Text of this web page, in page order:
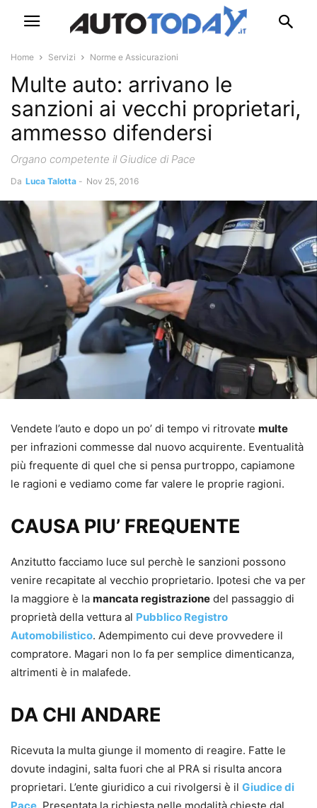
Home Servizi Norme e Assicurazioni
Multe auto: arrivano le
sanzioni ai vecchi proprietari,
ammesso difendersi
Organo competente il Giudice di Pace
Da Luca Talotta - Nov 25, 2016
Vendete l’auto e dopo un po’ di tempo vi ritrovate multe
per infrazioni commesse dal nuovo acquirente. Eventualità
più frequente di quel che si pensa purtroppo, capiamone
le ragioni e vediamo come far valere le proprie ragioni.
CAUSA PIU’ FREQUENTE
Anzitutto facciamo luce sul perchè le sanzioni possono
venire recapitate al vecchio proprietario. Ipotesi che va per
la maggiore è la mancata registrazione del passaggio di
proprietà della vettura al Pubblico Registro
Automobilistico. Adempimento cui deve provvedere il
compratore. Magari non lo fa per semplice dimenticanza,
altrimenti è in malafede.
DA CHI ANDARE
Ricevuta la multa giunge il momento di reagire. Fatte le
dovute indagini, salta fuori che al PRA si risulta ancora
proprietari. L’ente giuridico a cui rivolgersi è il Giudice di